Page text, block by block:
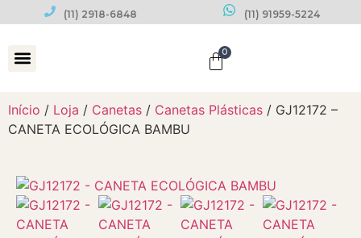
(11) 2918-6848 (11) 91959-5224
0
Início / Loja / Canetas / Canetas Plásticas / GJ12172 –
CANETA ECOLÓGICA BAMBU